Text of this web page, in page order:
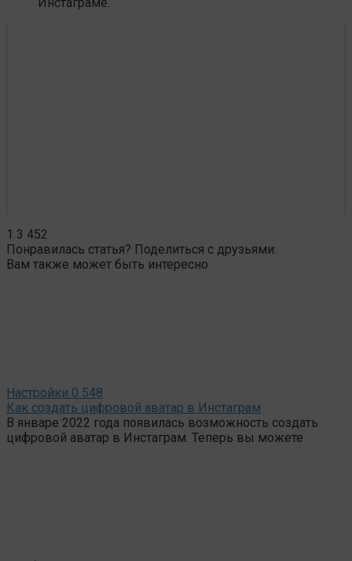
1 3 452
Понравилась статья? Поделиться с друзьями:
Вам также может быть интересно
Настройки 0 548
Как создать цифровой аватар в Инстаграм
В январе 2022 года появилась возможность создать
цифровой аватар в Инстаграм. Теперь вы можете